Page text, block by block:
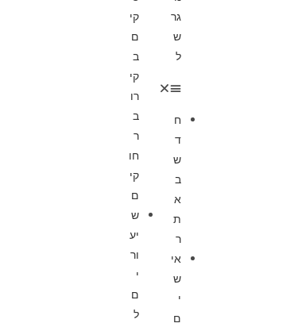
גר
ש
ל
ח
ד
ש
ב
א
ת
ר
אי
ש
י
ם
קי
ם
ב
קי
רו
ב
ר
חו
קי
ם
ש
יע
ור
י
ם
ל